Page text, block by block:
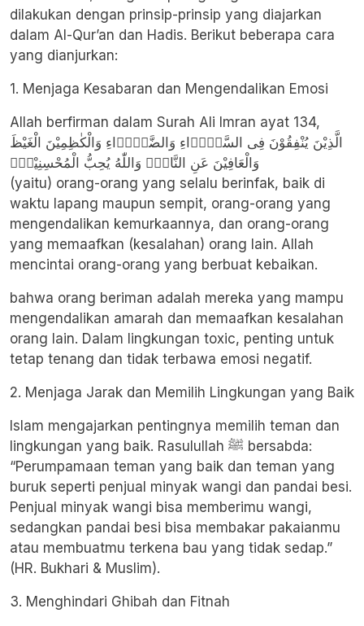
dilakukan dengan prinsip-prinsip yang diajarkan
dalam Al-Qur’an dan Hadis. Berikut beberapa cara
yang dianjurkan:
1. Menjaga Kesabaran dan Mengendalikan Emosi
Allah berfirman dalam Surah Ali Imran ayat 134,
الَّذِيْنَ يُنْفِقُوْنَ فِى السَّرَّۤاءِ وَالضَّرَّۤاءِ وَالْكٰظِمِيْنَ الْغَيْظَ
وَالْعَافِيْنَ عَنِ النَّاسِۗ وَاللّٰهُ يُحِبُّ الْمُحْسِنِيْنَۚ
(yaitu) orang-orang yang selalu berinfak, baik di
waktu lapang maupun sempit, orang-orang yang
mengendalikan kemurkaannya, dan orang-orang
yang memaafkan (kesalahan) orang lain. Allah
mencintai orang-orang yang berbuat kebaikan.
bahwa orang beriman adalah mereka yang mampu
mengendalikan amarah dan memaafkan kesalahan
orang lain. Dalam lingkungan toxic, penting untuk
tetap tenang dan tidak terbawa emosi negatif.
2. Menjaga Jarak dan Memilih Lingkungan yang Baik
Islam mengajarkan pentingnya memilih teman dan
lingkungan yang baik. Rasulullah ﷺ bersabda:
“Perumpamaan teman yang baik dan teman yang
buruk seperti penjual minyak wangi dan pandai besi.
Penjual minyak wangi bisa memberimu wangi,
sedangkan pandai besi bisa membakar pakaianmu
atau membuatmu terkena bau yang tidak sedap.”
(HR. Bukhari & Muslim).
3. Menghindari Ghibah dan Fitnah